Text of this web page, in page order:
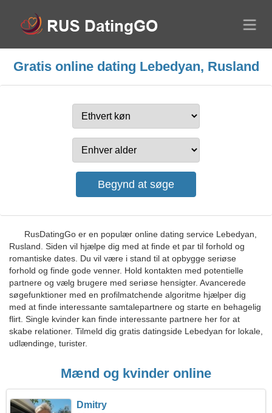
Gratis online dating Lebedyan, Rusland
RusDatingGo er en populær online dating service Lebedyan,
Rusland. Siden vil hjælpe dig med at finde et par til forhold og
romantiske dates. Du vil være i stand til at opbygge seriøse
forhold og finde gode venner. Hold kontakten med potentielle
partnere og vælg brugere med seriøse hensigter. Avancerede
søgefunktioner med en profilmatchende algoritme hjælper dig
med at finde interessante samtalepartnere og starte en behagelig
flirt. Single kvinder kan finde interessante partnere her for at
skabe relationer. Tilmeld dig gratis datingside Lebedyan for lokale,
udlændinge, turister.
Mænd og kvinder online
Dmitry